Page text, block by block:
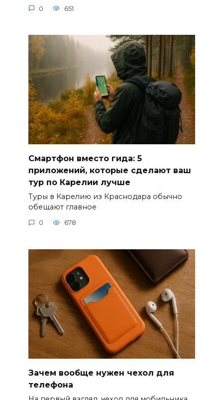
0 651
Смартфон вместо гида: 5
приложений, которые сделают ваш
тур по Карелии лучше
Туры в Карелию из Краснодара обычно
обещают главное
0 678
Зачем вообще нужен чехол для
телефона